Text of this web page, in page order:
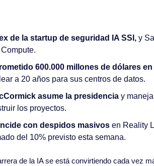
de la startup de seguridad IA SSI, y
600.000 millones de dólares
a 20 años para sus centros de datos.
asume la presidencia y
los proyectos.
con despidos masivos en Reality
del 10% previsto esta semana.
de la IA se está convirtiendo cada vez